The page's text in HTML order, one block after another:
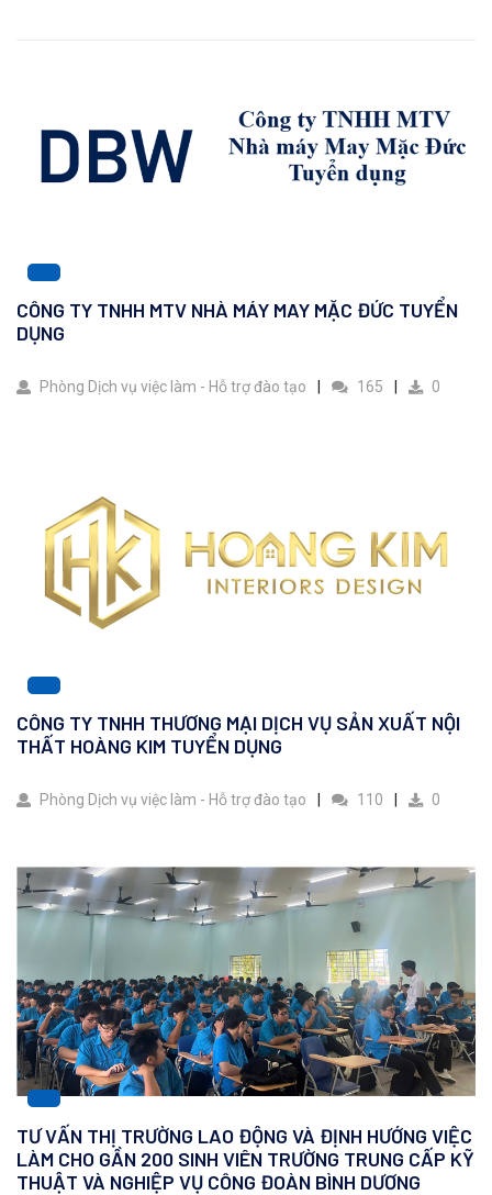
CÔNG TY TNHH MTV NHÀ MÁY MAY MẶC ĐỨC TUYỂN
DỤNG
Phòng Dịch vụ việc làm - Hỗ trợ đào tạo 165 0
CÔNG TY TNHH THƯƠNG MẠI DỊCH VỤ SẢN XUẤT NỘI
THẤT HOÀNG KIM TUYỂN DỤNG
Phòng Dịch vụ việc làm - Hỗ trợ đào tạo 110 0
TƯ VẤN THỊ TRƯỜNG LAO ĐỘNG VÀ ĐỊNH HƯỚNG VIỆC
LÀM CHO GẦN 200 SINH VIÊN TRƯỜNG TRUNG CẤP KỸ
THUẬT VÀ NGHIỆP VỤ CÔNG ĐOÀN BÌNH DƯƠNG